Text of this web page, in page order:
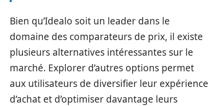
Bien qu’Idealo soit un leader dans le
domaine des comparateurs de prix, il existe
plusieurs alternatives intéressantes sur le
marché. Explorer d’autres options permet
aux utilisateurs de diversifier leur expérience
d’achat et d’optimiser davantage leurs